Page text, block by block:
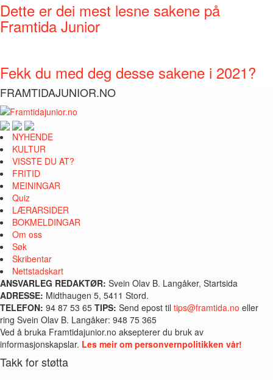
Dette er dei mest lesne sakene på
Framtida Junior
Fekk du med deg desse sakene i 2021?
FRAMTIDAJUNIOR.NO
NYHENDE
KULTUR
VISSTE DU AT?
FRITID
MEININGAR
Quiz
LÆRARSIDER
BOKMELDINGAR
Om oss
Søk
Skribentar
Nettstadskart
ANSVARLEG REDAKTØR: Svein Olav B. Langåker, Startsida
ADRESSE: Midthaugen 5, 5411 Stord.
TELEFON: 94 87 53 65 TIPS: Send epost til tips@framtida.no eller
ring Svein Olav B. Langåker: 948 75 365
Ved å bruka Framtidajunior.no aksepterer du bruk av
informasjonskapslar. Les meir om personvernpolitikken vår!
Takk for støtta